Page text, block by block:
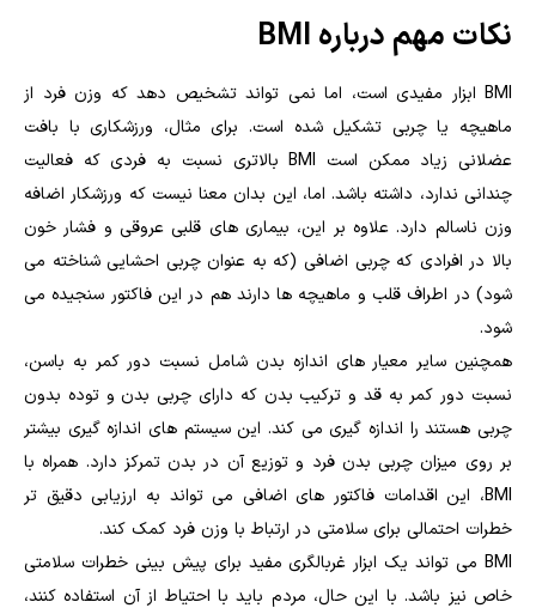
نکات مهم درباره BMI
BMI ابزار مفیدی است، اما نمی تواند تشخیص دهد که وزن فرد از
ماهیچه یا چربی تشکیل شده است. برای مثال، ورزشکاری با بافت
عضلانی زیاد ممکن است BMI بالاتری نسبت به فردی که فعالیت
چندانی ندارد، داشته باشد. اما، این بدان معنا نیست که ورزشکار اضافه
وزن ناسالم دارد. علاوه بر این، بیماری های قلبی عروقی و فشار خون
بالا در افرادی که چربی اضافی (که به عنوان چربی احشایی شناخته می
شود) در اطراف قلب و ماهیچه ها دارند هم در این فاکتور سنجیده می
شود.
همچنین سایر معیار های اندازه بدن شامل نسبت دور کمر به باسن،
نسبت دور کمر به قد و ترکیب بدن که دارای چربی بدن و توده بدون
چربی هستند را اندازه گیری می کند. این سیستم های اندازه گیری بیشتر
بر روی میزان چربی بدن فرد و توزیع آن در بدن تمرکز دارد. همراه با
BMI، این اقدامات فاکتور های اضافی می تواند به ارزیابی دقیق تر
خطرات احتمالی برای سلامتی در ارتباط با وزن فرد کمک کند.
BMI می تواند یک ابزار غربالگری مفید برای پیش بینی خطرات سلامتی
خاص نیز باشد. با این حال، مردم باید با احتیاط از آن استفاده کنند،